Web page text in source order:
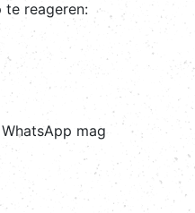
reageren:
mag